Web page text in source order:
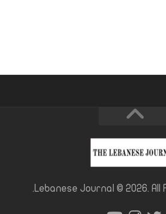
Lebanese Journal © 2026. All